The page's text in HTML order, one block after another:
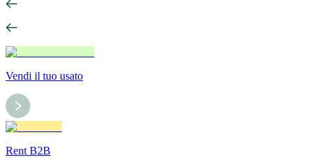
Vendi il tuo usato
Rent B2B